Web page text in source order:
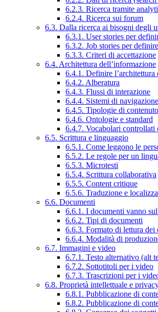
6.2.3. Ricerca tramite
6.2.4. Ricerca sui forum
6.3. Dalla ricerca ai bisogni degli
6.3.1. User stories per
6.3.2. Job stories per
6.3.3. Criteri di accettazione
6.4. Architettura dell’informazione
6.4.1. Definire l’architettura
6.4.2. Alberatura
6.4.3. Flussi di interazione
6.4.4. Sistemi di navigazione
6.4.5. Tipologie di
6.4.6. Ontologie e standard
6.4.7. Vocabolari controllati
6.5. Scrittura e linguaggio
6.5.1. Come leggono le
6.5.2. Le regole per un
6.5.3. Microtesti
6.5.4. Scrittura collaborativa
6.5.5. Content critique
6.5.6. Traduzione e
6.6. Documenti
6.6.1. I documenti vanno
6.6.2. Tipi di documenti
6.6.3. Formato di lettura dei
6.6.4. Modalità di
6.7. Immagini e video
6.7.1. Testo alternativo (alt
6.7.2. Sottotitoli per i video
6.7.3. Trascrizioni per i
6.8. Proprietà intellettuale e
6.8.1. Pubblicazione di
6.8.2. Pubblicazione di